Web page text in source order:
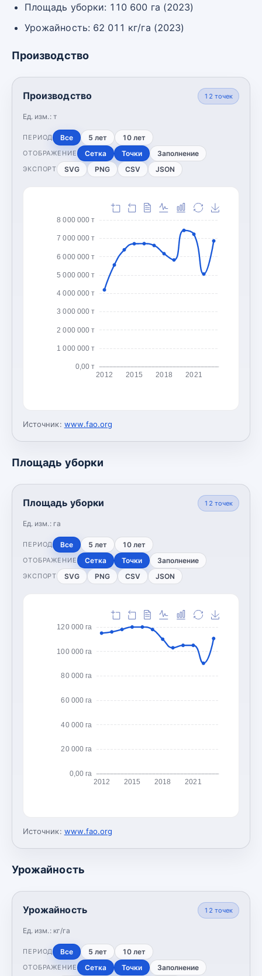
Площадь уборки: 110 600 га (2023)
Урожайность: 62 011 кг/га (2023)
Производство
Производство
Ед. изм.: т
12 точек
ПЕРИОД Все 5 лет 10 лет
ОТОБРАЖЕНИЕ Сетка Точки Заполнение
ЭКСПОРТ SVG PNG CSV JSON
0,00 т
1 000 000 т
2 000 000 т
3 000 000 т
4 000 000 т
5 000 000 т
6 000 000 т
7 000 000 т
8 000 000 т
2012 2015 2018 2021
Источник: www.fao.org
Площадь уборки
Площадь уборки
Ед. изм.: га
12 точек
ПЕРИОД Все 5 лет 10 лет
ОТОБРАЖЕНИЕ Сетка Точки Заполнение
ЭКСПОРТ SVG PNG CSV JSON
0,00 га
20 000 га
40 000 га
60 000 га
80 000 га
100 000 га
120 000 га
2012 2015 2018 2021
Источник: www.fao.org
Урожайность
Урожайность
Ед. изм.: кг/га
12 точек
ПЕРИОД Все 5 лет 10 лет
ОТОБРАЖЕНИЕ Сетка Точки Заполнение